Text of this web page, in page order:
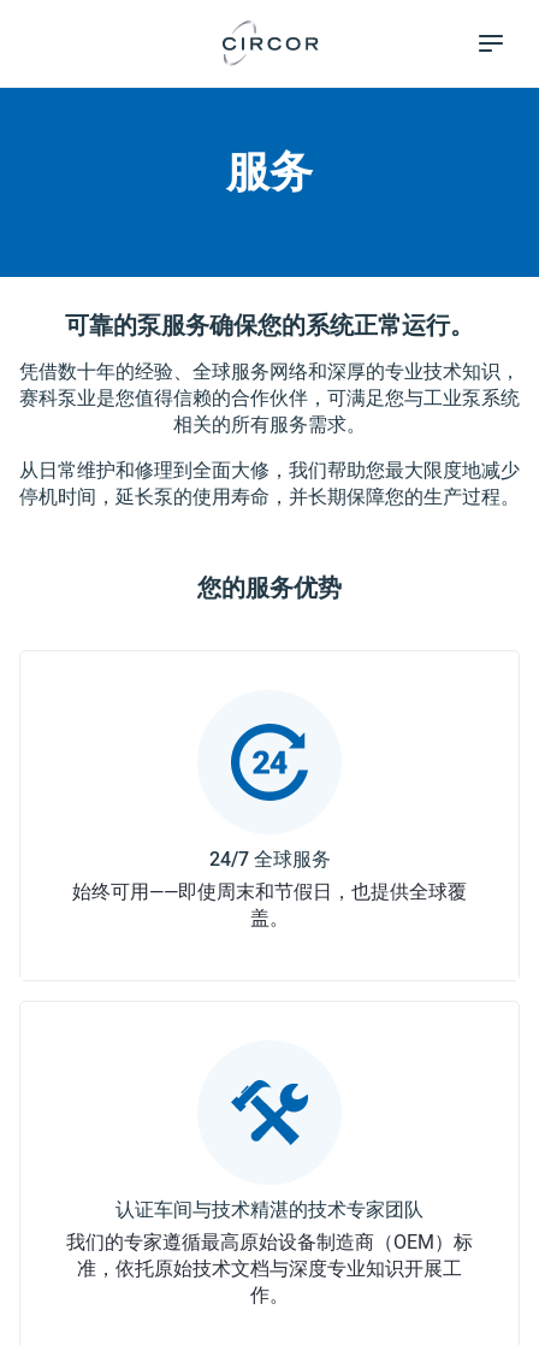
服务
可靠的泵服务确保您的系统正常运行。
凭借数十年的经验、全球服务网络和深厚的专业技术知识，
赛科泵业是您值得信赖的合作伙伴，可满足您与工业泵系统
相关的所有服务需求。
从日常维护和修理到全面大修，我们帮助您最大限度地减少
停机时间，延长泵的使用寿命，并长期保障您的生产过程。
您的服务优势
始终可用——即使周末和节假日，也提供全球覆
盖。
我们的专家遵循最高​​原始设备制造商（OEM）​​标
准，依托原始技术文档与深度专业知识开展工
作。